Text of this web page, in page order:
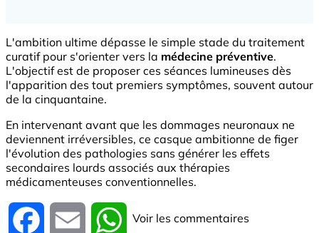
L'ambition ultime dépasse le simple stade du traitement
curatif pour s'orienter vers la médecine préventive.
L'objectif est de proposer ces séances lumineuses dès
l'apparition des tout premiers symptômes, souvent autour
de la cinquantaine.
En intervenant avant que les dommages neuronaux ne
deviennent irréversibles, ce casque ambitionne de figer
l'évolution des pathologies sans générer les effets
secondaires lourds associés aux thérapies
médicamenteuses conventionnelles.
Facebook Email WhatsApp
Voir les commentaires